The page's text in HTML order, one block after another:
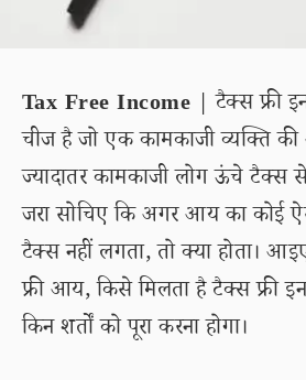
Tax Free Income | टैक्स फ्री
चीज है जो एक कामकाजी व्यक्ति
ज्यादातर कामकाजी लोग ऊंचे टैक्स
जरा सोचिए कि अगर आय का कोई
टैक्स नहीं लगता, तो क्या होता।
फ्री आय, किसे मिलता है टैक्स फ्री
किन शर्तों को पूरा करना होगा।